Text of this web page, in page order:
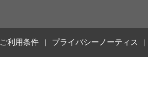
ご利用条件 プライバシーノーティス